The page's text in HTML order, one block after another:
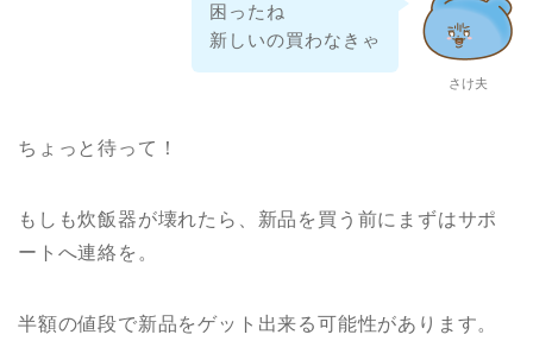
さけ夫
困ったね
新しいの買わなきゃ
ちょっと待って！
もしも炊飯器が壊れたら、新品を買う前にまずはサポ
ートへ連絡を。
半額の値段で新品をゲット出来る可能性があります。